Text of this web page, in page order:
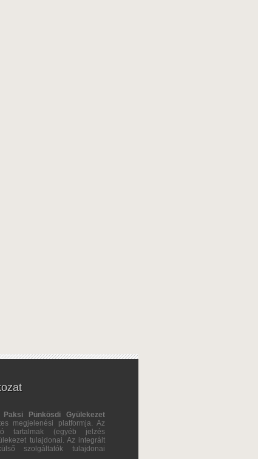
Paksi Pünkösdi Gyülekezet
megjelenési platformja. Az
tartalmak (egyéb jelzés
tulajdonai. Az integrált
szolgáltatók tulajdonai